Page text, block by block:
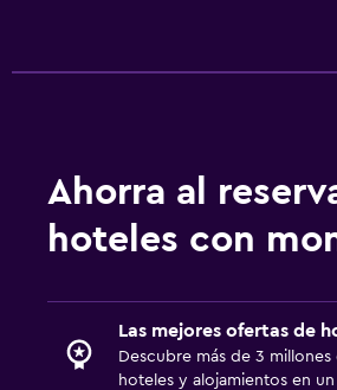
Enchufe cerca de la cama
Despertador
Fax/fotocopiadora
Escritorio
Ahorra al
hoteles con
Las mejores ofertas de
Descubre más de 3
hoteles y alojamientos en